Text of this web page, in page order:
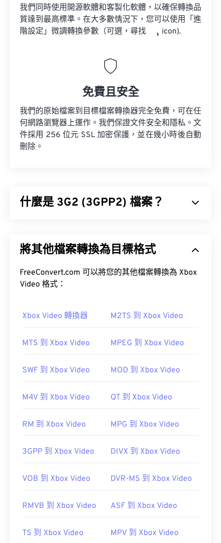
我們同時使用開源軟體和客製化軟體，以確保轉換品
質達到最高標準。在大多數情況下，您可以使用「進
階設定」微調轉換參數（可選，尋找
icon).
免費且安全
我們的原始檔案到目標檔案轉換器完全免費，可在任
何網路瀏覽器上運作。我們保證文件安全和隱私。文
件採用 256 位元 SSL 加密保護，並在幾小時後自動
刪除。
什麼是 3G2 (3GPP2) 檔案？
CDMA 是一種行動通訊技術，3G2 格式允許 CDMA
傳輸和播放媒體。
如何開啟 3G2 檔案？
QuickTime。
3G2 是一種靈活的文件格式，支援透過 定時文字
初始發布：1998
實用連結：
將其他檔案轉換為目標格式
FreeConvert.com 可以將您的其他檔案轉換為 Xbox
Video 格式：
Xbox Video 轉換器 M2TS 到 Xbox Video
MTS 到 Xbox Video MPEG 到 Xbox Video
SWF 到 Xbox Video MOD 到 Xbox Video
M4V 到 Xbox Video QT 到 Xbox Video
RM 到 Xbox Video MPG 到 Xbox Video
3GPP 到 Xbox Video DIVX 到 Xbox Video
VOB 到 Xbox Video DVR-MS 到 Xbox Video
RMVB 到 Xbox Video ASF 到 Xbox Video
TS 到 Xbox Video MPV 到 Xbox Video